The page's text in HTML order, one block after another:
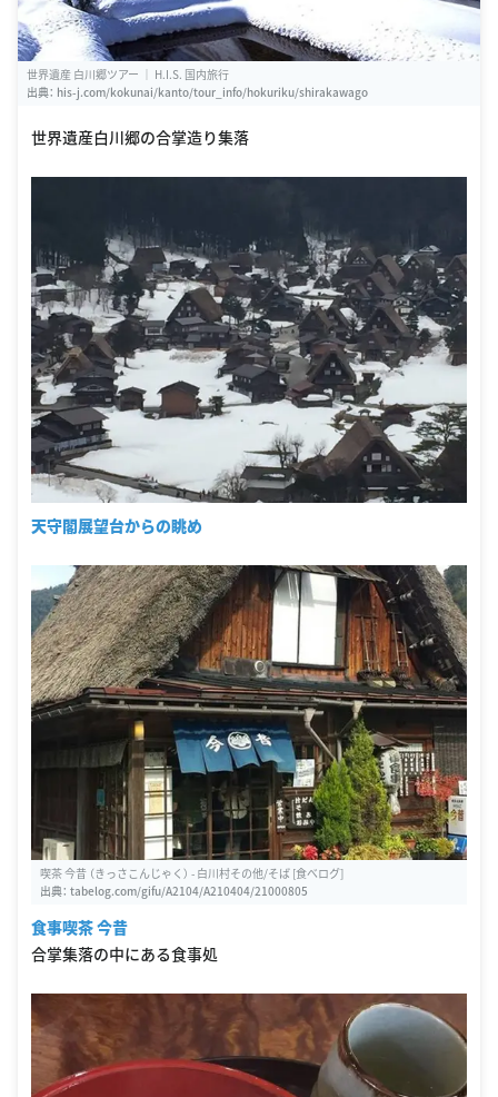
世界遺産 白川郷ツアー ｜ H.I.S. 国内旅行
出典： his-j.com/kokunai/kanto/tour_info/hokuriku/shirakawago
世界遺産白川郷の合掌造り集落
天守閣展望台からの眺め
喫茶 今昔 （きっさこんじゃく） - 白川村その他/そば [食べログ]
出典： tabelog.com/gifu/A2104/A210404/21000805
食事喫茶 今昔
合掌集落の中にある食事処